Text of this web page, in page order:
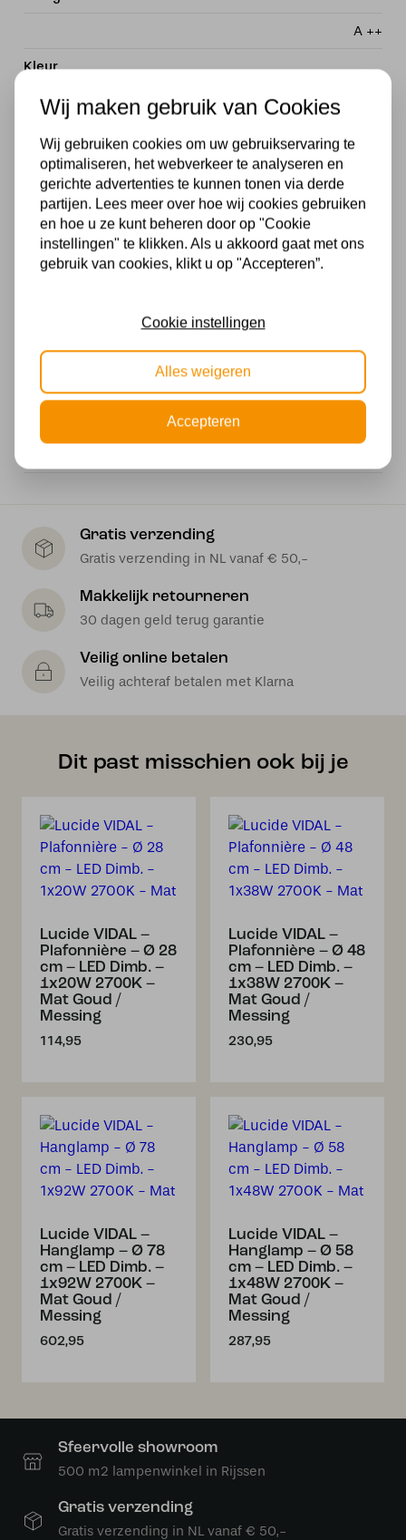
A ++
Kleur
Goud,Messing
Materiaal
Metaal, Acryl
Met lichtbron
Inclusief
Voltage
230V
Gratis verzending
Gratis verzending in NL vanaf € 50,-
Makkelijk retourneren
30 dagen geld terug garantie
Veilig online betalen
Veilig achteraf betalen met Klarna
Dit past misschien ook bij je
Lucide VIDAL –
Plafonnière – Ø 28
cm – LED Dimb. –
1x20W 2700K –
Mat Goud /
Messing
114,95
Lucide VIDAL –
Plafonnière – Ø 48
cm – LED Dimb. –
1x38W 2700K –
Mat Goud /
Messing
230,95
Lucide VIDAL –
Hanglamp – Ø 78
cm – LED Dimb. –
1x92W 2700K –
Mat Goud /
Messing
602,95
Lucide VIDAL –
Hanglamp – Ø 58
cm – LED Dimb. –
1x48W 2700K –
Mat Goud /
Messing
287,95
Sfeervolle showroom
500 m2 lampenwinkel in Rijssen
Gratis verzending
Gratis verzending in NL vanaf € 50,-
Wij maken gebruik van Cookies
Wij gebruiken cookies om uw gebruikservaring te
optimaliseren, het webverkeer te analyseren en
gerichte advertenties te kunnen tonen via derde
partijen. Lees meer over hoe wij cookies gebruiken
en hoe u ze kunt beheren door op "Cookie
instellingen" te klikken. Als u akkoord gaat met ons
gebruik van cookies, klikt u op "Accepteren”.
Cookie instellingen
Alles weigeren
Accepteren